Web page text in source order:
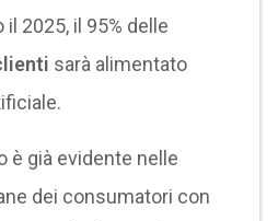
il 2025, il 95% delle
sarà alimentato
è già evidente nelle
dei consumatori con